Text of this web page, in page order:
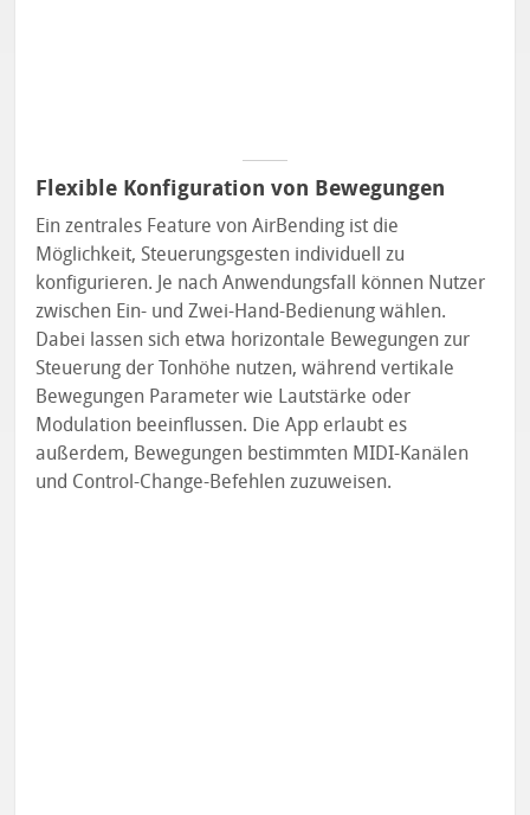
Flexible Konfiguration von Bewegungen
Ein zentrales Feature von AirBending ist die
Möglichkeit, Steuerungsgesten individuell zu
konfigurieren. Je nach Anwendungsfall können Nutzer
zwischen Ein- und Zwei-Hand-Bedienung wählen.
Dabei lassen sich etwa horizontale Bewegungen zur
Steuerung der Tonhöhe nutzen, während vertikale
Bewegungen Parameter wie Lautstärke oder
Modulation beeinflussen. Die App erlaubt es
außerdem, Bewegungen bestimmten MIDI-Kanälen
und Control-Change-Befehlen zuzuweisen.